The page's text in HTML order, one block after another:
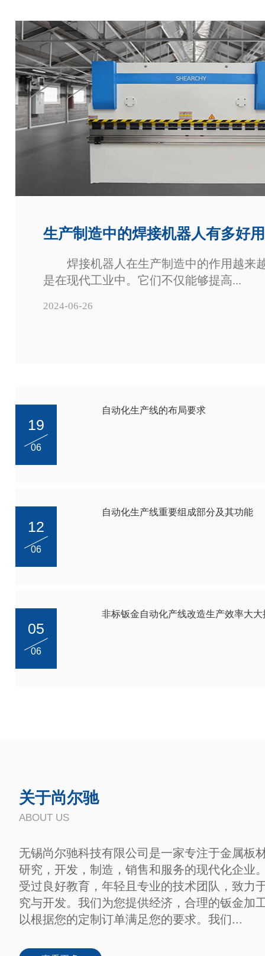
生产制造中的焊接机器人有多好
焊接机器人在生产制造中的作用越来
是在现代工业中。它们不仅能够提高...
2024-06-26
19
06
自动化生产线的布局要求
12
06
自动化生产线重要组成部分及其功能
05
06
非标钣金自动化产线改造生产效率大大
关于尚尔驰
ABOUT US
无锡尚尔驰科技有限公司是一家专注于金属板
研究，开发，制造，销售和服务的现代化企业
受过良好教育，年轻且专业的技术团队，致力
究与开发。我们为您提供经济，合理的钣金加
以根据您的定制订单满足您的要求。我们...